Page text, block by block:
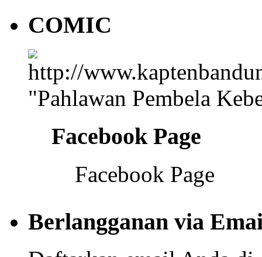
COMIC
"Pahlawan Pembela
Facebook Page
Facebook Page
Berlangganan via